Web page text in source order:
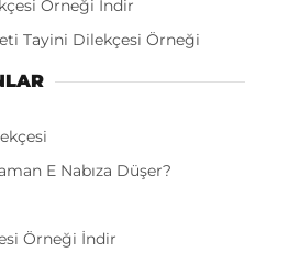
Örneği İndir
Tayini Dilekçesi Örneği
E Nabıza Düşer?
Örneği İndir